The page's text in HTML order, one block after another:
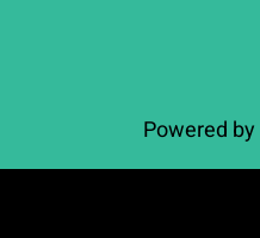
Powered by